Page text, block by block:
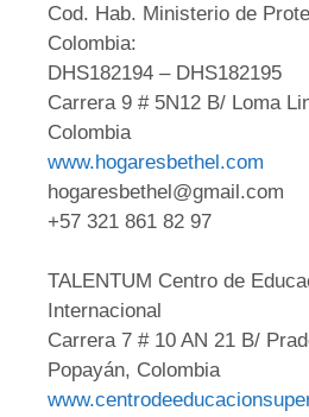
Cod. Hab. Ministerio de
Colombia:
DHS182194 – DHS182195
Carrera 9 # 5N12 B/ Loma
Colombia
www.hogaresbethel.com
hogaresbethel@gmail.com
+57 321 861 82 97
TALENTUM Centro de
Internacional
Carrera 7 # 10 AN 21 B/
Popayán, Colombia